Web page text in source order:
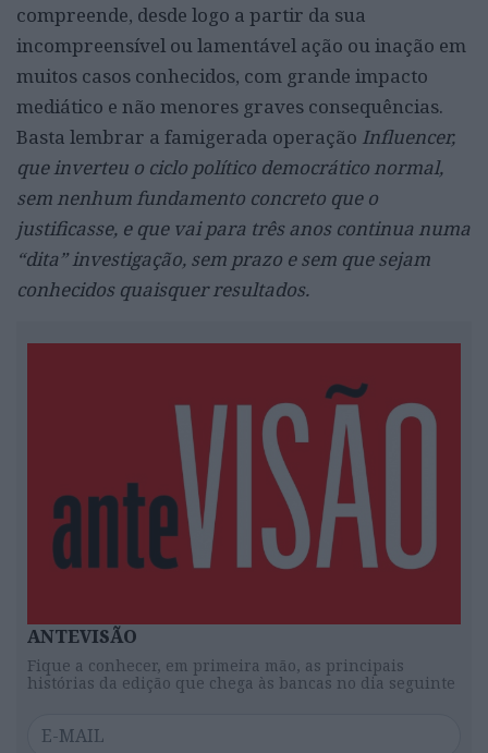
compreende, desde logo a partir da sua
incompreensível ou lamentável ação ou inação em
muitos casos conhecidos, com grande impacto
mediático e não menores graves consequências.
Basta lembrar a famigerada operação Influencer,
que inverteu o ciclo político democrático normal,
sem nenhum fundamento concreto que o
justificasse, e que vai para três anos continua numa
“dita” investigação, sem prazo e sem que sejam
conhecidos quaisquer resultados.
ANTEVISÃO
Fique a conhecer, em primeira mão, as principais
histórias da edição que chega às bancas no dia seguinte